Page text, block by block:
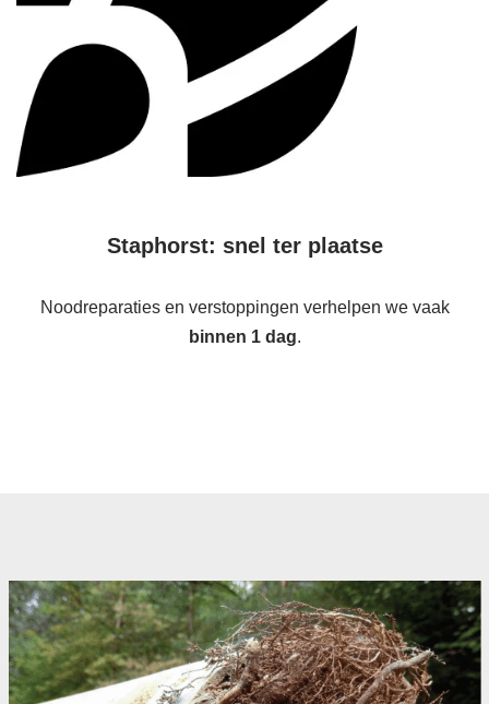
Staphorst: snel ter plaatse
Noodreparaties en verstoppingen verhelpen we vaak
binnen 1 dag.